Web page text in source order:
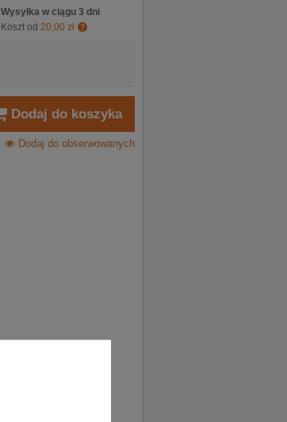
Wysyłka w ciągu 3 dni
Koszt od 20,00 zł
Dodaj do koszyka
Dodaj do obserwowanych